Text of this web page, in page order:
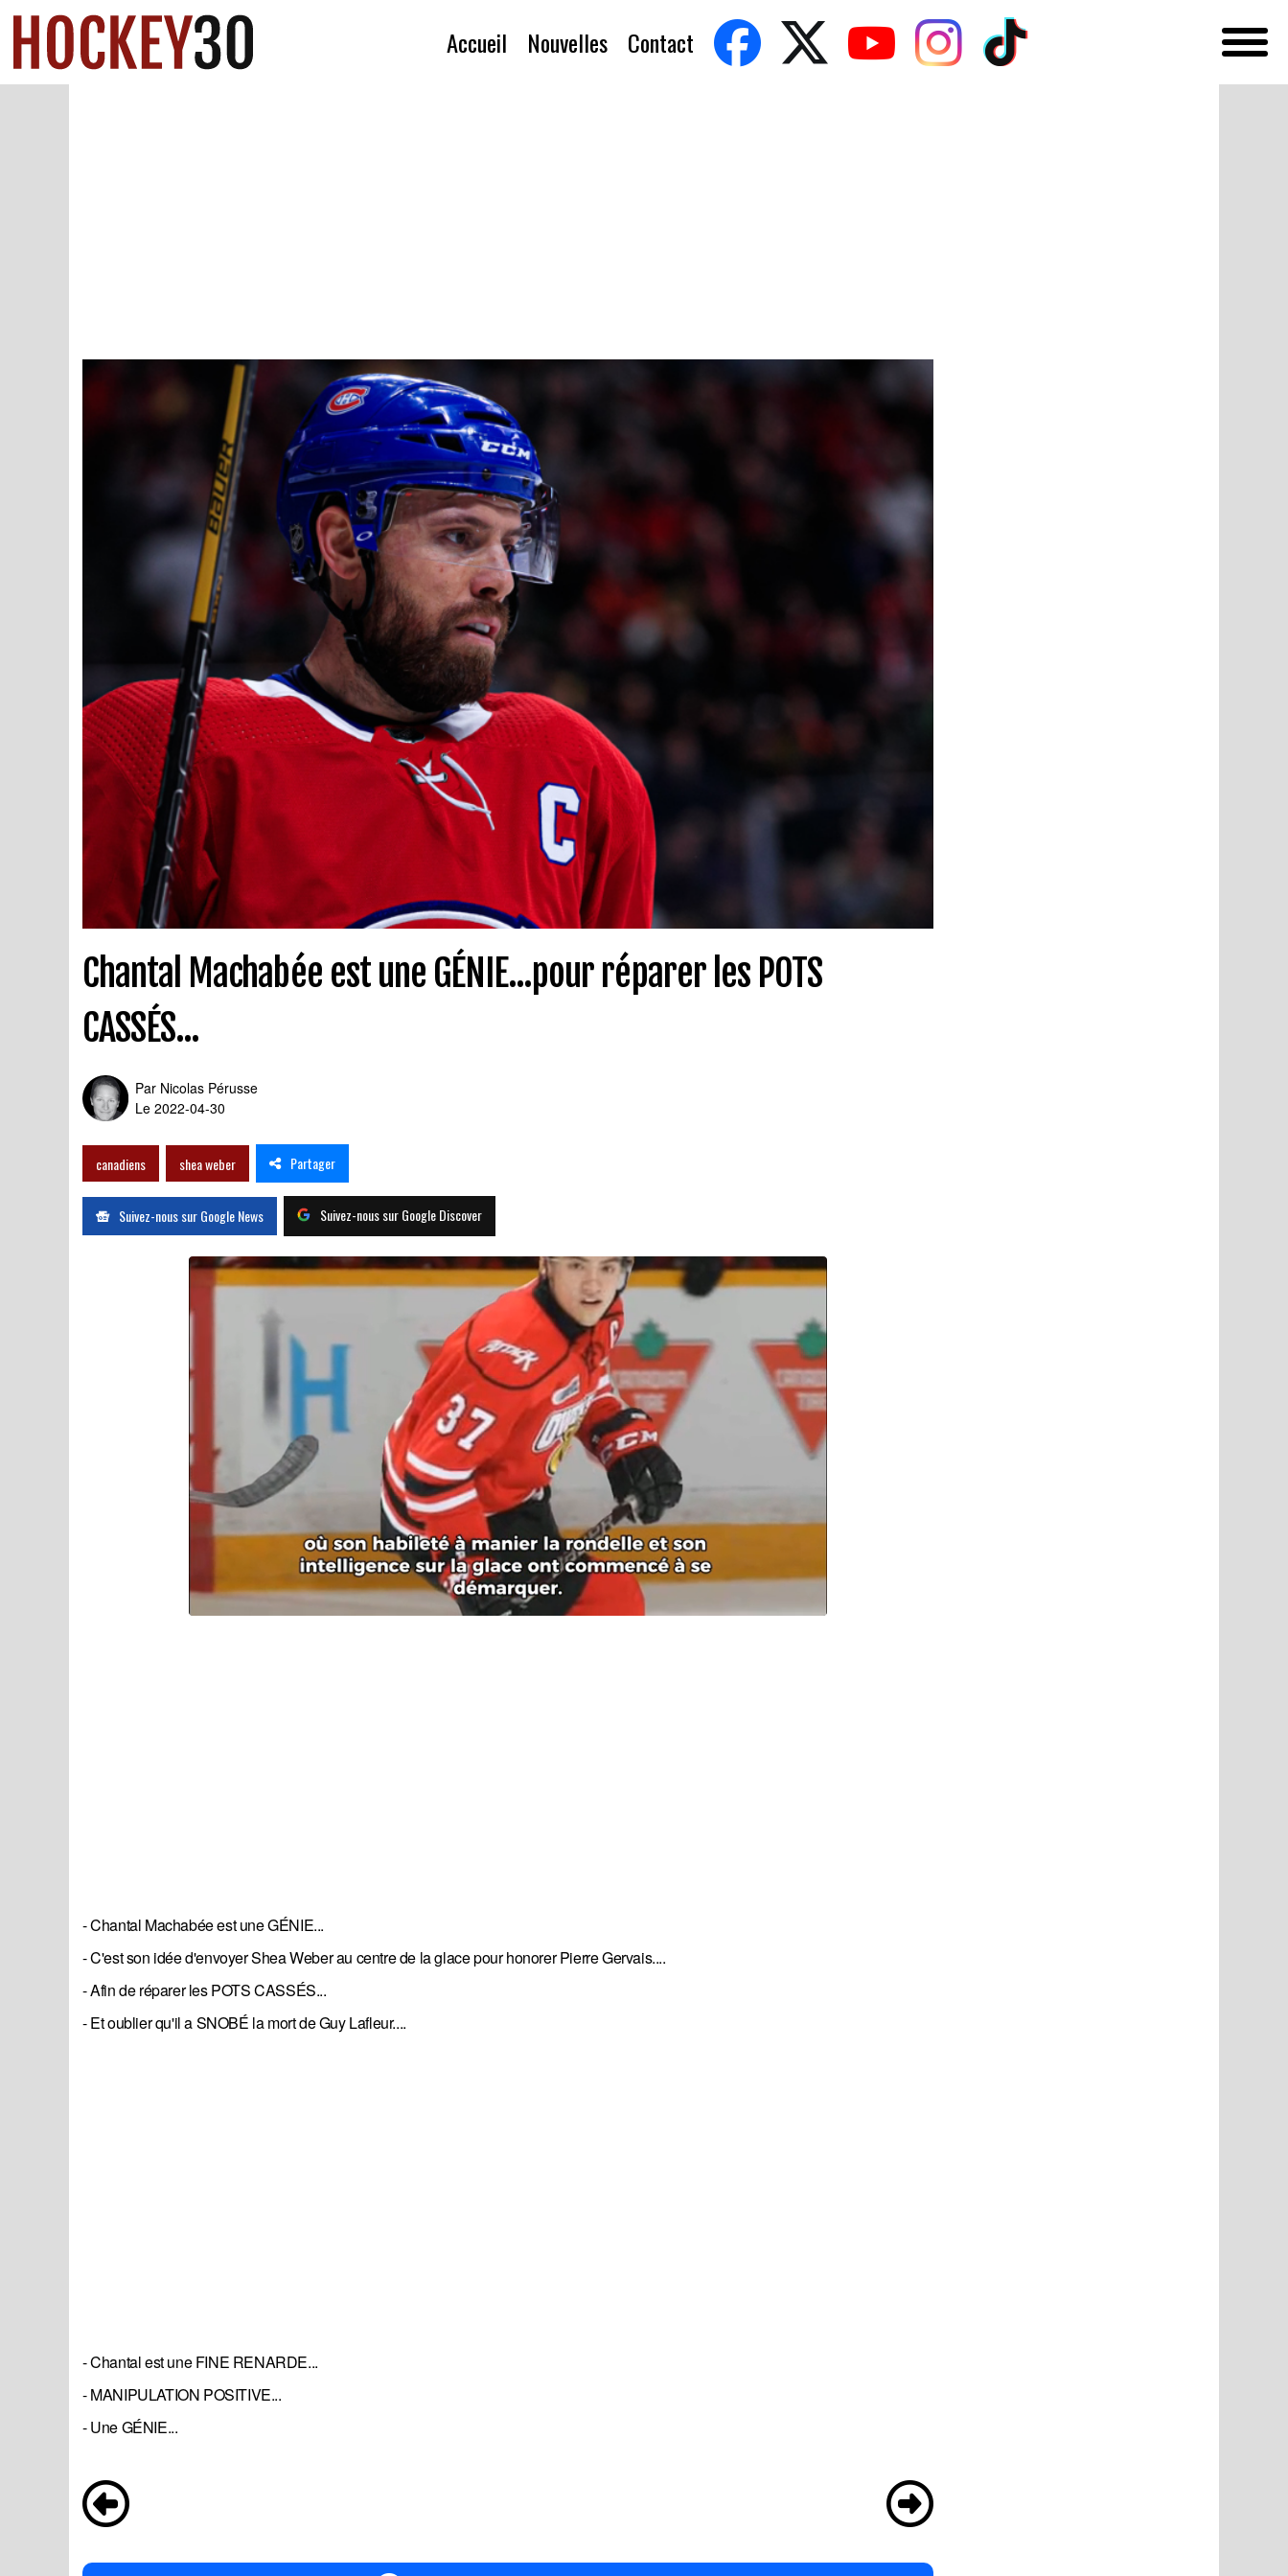
Accueil Nouvelles Contact
Chantal Machabée est une GÉNIE...pour réparer les POTS
CASSÉS...
Par Nicolas Pérusse
Le 2022-04-30
canadiens shea weber Partager
Suivez-nous sur Google News Suivez-nous sur Google Discover
- Chantal Machabée est une GÉNIE...
- C'est son idée d'envoyer Shea Weber au centre de la glace pour honorer Pierre Gervais....
- Afin de réparer les POTS CASSÉS...
- Et oublier qu'il a SNOBÉ la mort de Guy Lafleur....
- Chantal est une FINE RENARDE...
- MANIPULATION POSITIVE...
- Une GÉNIE...